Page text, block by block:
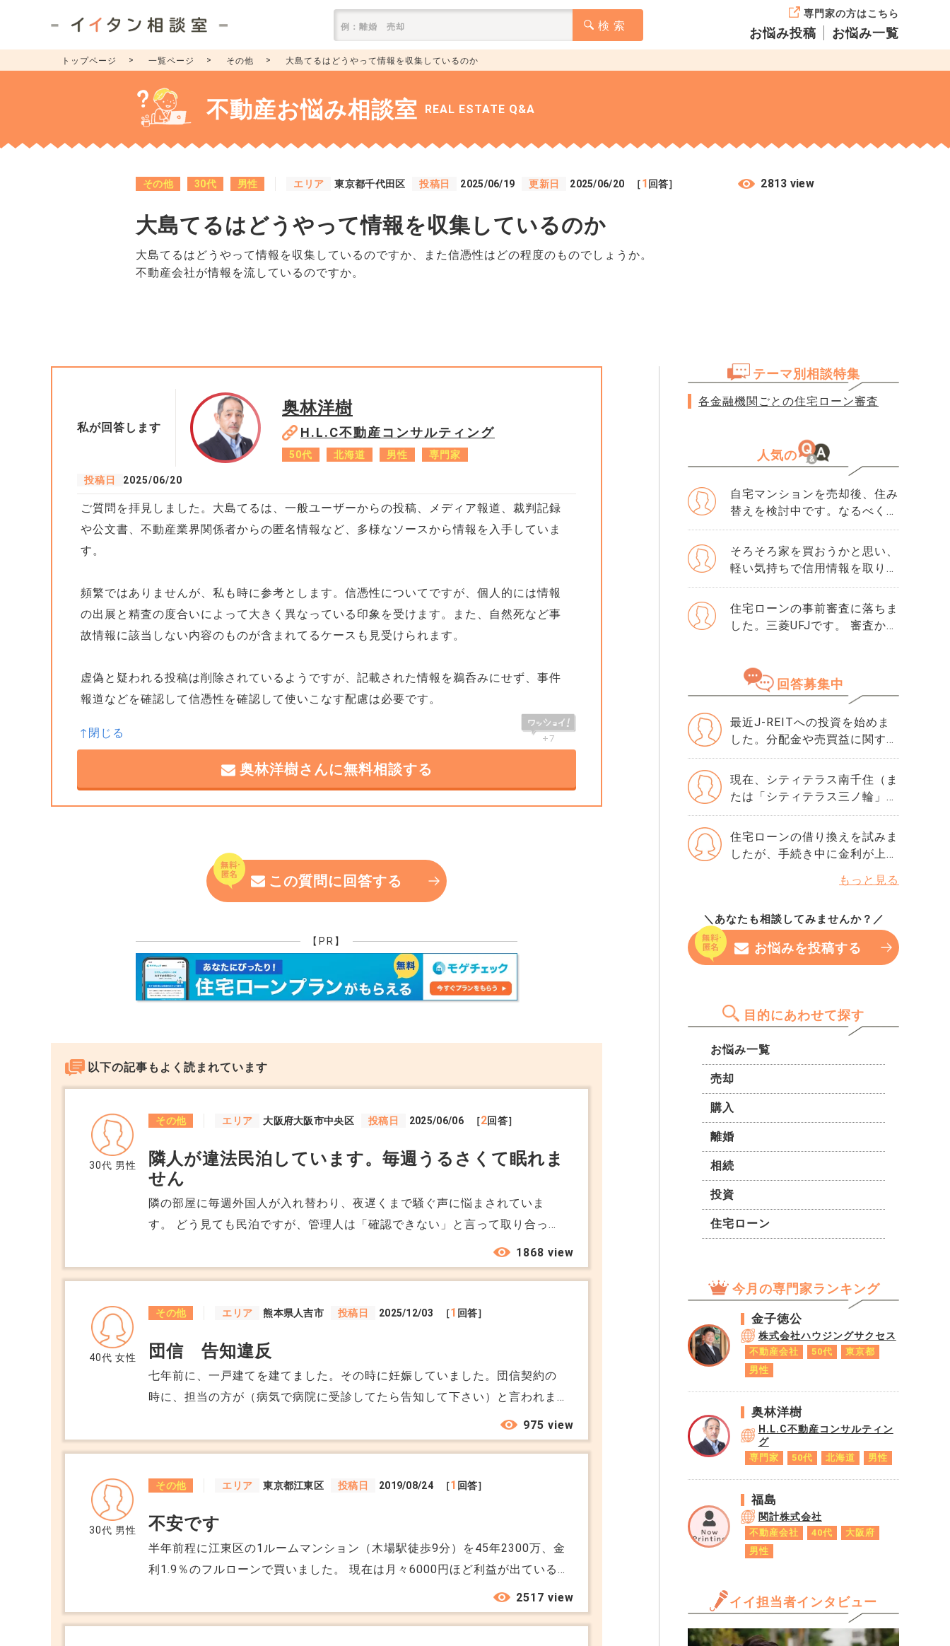
検 索
専門家の方はこちら
お悩み投稿 お悩み一覧
トップページ 一覧ページ その他 大島てるはどうやって情報を収集しているのか
不動産お悩み相談室 REAL ESTATE Q&A
その他 30代 男性 エリア 東京都千代田区 投稿日 2025/06/19 更新日 2025/06/20 ［1 回答］ 2813 view
大島てるはどうやって情報を収集しているのか
大島てるはどうやって情報を収集しているのですか、また信憑性はどの程度のものでしょうか。
不動産会社が情報を流しているのですか。
私が回答します
奥林洋樹
H.L.C不動産コンサルティング
50代 北海道 男性 専門家
投稿日 2025/06/20
ご質問を拝見しました。大島てるは、一般ユーザーからの投稿、メディア報道、裁判記録
や公文書、不動産業界関係者からの匿名情報など、多様なソースから情報を入手していま
す。
頻繁ではありませんが、私も時に参考とします。信憑性についてですが、個人的には情報
の出展と精査の度合いによって大きく異なっている印象を受けます。また、自然死など事
故情報に該当しない内容のものが含まれてるケースも見受けられます。
虚偽と疑われる投稿は削除されているようですが、記載された情報を鵜呑みにせず、事件
報道などを確認して信憑性を確認して使いこなす配慮は必要です。
+7
奥林洋樹さんに無料相談する
この質問に回答する
【PR】
以下の記事もよく読まれています
30代 男性
その他 エリア 大阪府大阪市中央区 投稿日 2025/06/06 ［2回答］
隣人が違法民泊しています。毎週うるさくて眠れま
せん
隣の部屋に毎週外国人が入れ替わり、夜遅くまで騒ぐ声に悩まされていま
す。 どう見ても民泊ですが、管理人は「確認できない」と言って取り合って
くれず、警察も対応が限定的。 そもそも、マンション内での民泊営業はどこ
までが合法ですか？ どういう手順で行政や管理会社に動いてもらえるのか？
1868 view
40代 女性
その他 エリア 熊本県人吉市 投稿日 2025/12/03 ［1 回答］
団信 告知違反
七年前に、一戸建てを建てました。その時に妊娠していました。団信契約の
時に、担当の方が（病気で病院に受診してたら告知して下さい）と言われま
したが、私の中で妊娠は病気という感覚がなかったので告知してません。最
近になって知り合いの人が同じように妊娠してから団信を契約した。という
ます。 これも告知義務違反になるんですよね？今からでも保険会社に告知し
975 view
30代 男性
その他 エリア 東京都江東区 投稿日 2019/08/24 ［1 回答］
不安です
半年前程に江東区の1ルームマンション（木場駅徒歩9分）を45年2300万、金
利1.9％のフルローンで買いました。 現在は月々6000円ほど利益が出ている
のですが、家賃の下落や金利アップ、退去等々を考えると今後45年間このま
までいくとは思えず、不安があります。 専門家から見てこちらの購入が成功
2517 view
テーマ別相談特集
各金融機関ごとの住宅ローン審査
人気の
自宅マンションを売却後、住み
替えを検討中です。なるべく3
か月以内に売却をしたいのです
が、一般媒介と専任媒介で迷っ
ています。 窓口は多い方が買
主が見つかりそうだと思うので
されました。それぞれメリット
デメリットがあれば教えてくだ
そろそろ家を買おうかと思い、
軽い気持ちで信用情報を取り寄
せました。 そこで初めて「ク
レジットガイダンス指数」とい
う数字を見て、自分が500だと
知りました。 正直、この数字
せん。 ただ、ネットで「住宅
ローンはスコアが重要」と読ん
でから、急に不安になりまし
た。 思い当たるのは、数年前
にクレジットカードの引き落と
しが1回だけ遅れたことくらい
です。 ローンやリボ払いもあ
りませんし、借入はほぼゼロで
す。それでも500という数字は
続年数には問題ないと思ってい
るのですが、指数だけで判断さ
れることもありますか？ もし
今から改善できるなら、半年待
ま申し込んでみても大丈夫なの
か…。 専門家の方の率直な意見
を聞きたいです。
住宅ローンの事前審査に落ちま
した。三菱UFJです。 審査から
・購入物件価格は4500万で、
頭金1000万です。 ・滞納歴な
ちゃんと確認してから、次の審
査に申し込んだ方がいいです
か？ 他にりそな銀行かSBI新生
銀行で考えています。 この2つ
の銀行の審査基準や違いなど
も、情報が欲しいです。
回答募集中
最近J-REITへの投資を始めま
した。分配金や売買益に関する
税金について、いくつか疑問が
あります。 まず、分配金にか
かる税金は確定申告が必要なの
追加で手続きは必要ですか？
また、複数のJ-REITに投資し
ていますが、それぞれの分配金
括で計算できるのでしょうか？
さらに、長期保有による税制優
遇はあるのでしょうか？株式投
知りたいです。 J-REITの税金
に関する基本的な仕組みや、効
率的な節税方法があれば教えて
いただきたいです。初心者にも
分かりやすい説明をお願いしま
す。
現在、シティテラス南千住（ま
たは「シティテラス三ノ輪」）
の18階、約67㎡の住戸の購入
を検討しています。価格は約
7,900万円です。 自己居住も視
は投資目的（10年後の売却）
来の価格推移についてアドバイ
スをいただきたくご連絡しまし
た。 以下の点についてご意見
を伺えますでしょうか： 今後
格（7,900万円）は現在の相場
び18階住戸（67㎡）としての
資産価値や管理状態についての
評価 投資目的として見た場合
のメリット・リスク 長期的な
資産形成の観点から、専門的な
ご意見をいただけると幸いで
す。 どうぞよろしくお願いい
たします。
住宅ローンの借り換えを試みま
したが、手続き中に金利が上昇
ると返済額が増えることになり
です。元のローンに戻せないで
すか？？助言をいただきたいで
す。
もっと見る
＼あなたも相談してみませんか？／
お悩みを投稿する
目的にあわせて探す
お悩み一覧
売却
購入
離婚
相続
投資
住宅ローン
今月の専門家ランキング
金子徳公
株式会社ハウジングサクセス
不動産会社 50代
東京都
男性
奥林洋樹
H.L.C不動産コンサルティン
グ
専門家 50代 北海道 男性
福島
関計株式会社
不動産会社 40代
大阪府
男性
イイ担当者インタビュー